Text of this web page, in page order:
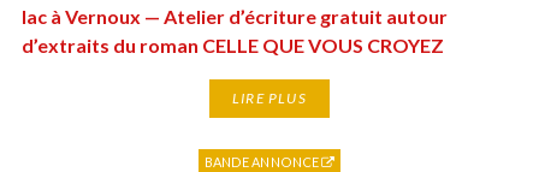
lac à Vernoux — Atelier d’écriture gratuit autour
d’extraits du roman CELLE QUE VOUS CROYEZ
LIRE PLUS
BANDE ANNONCE